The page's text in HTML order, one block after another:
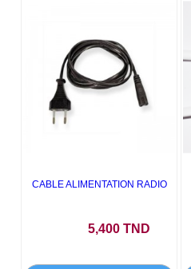
CABLE ALIMENTATION RADIO
5,400 TND